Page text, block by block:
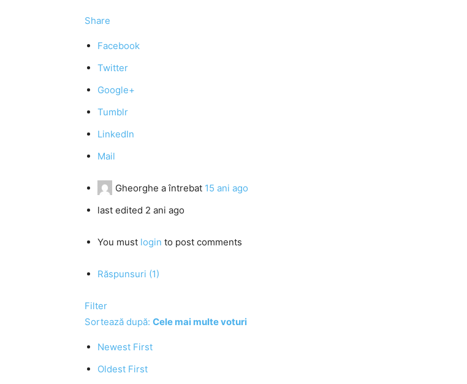
Share
Facebook
Twitter
Google+
Tumblr
LinkedIn
Mail
Gheorghe a întrebat 15 ani ago
last edited 2 ani ago
You must login to post comments
Răspunsuri (1)
Filter
Sortează după: Cele mai multe voturi
Newest First
Oldest First